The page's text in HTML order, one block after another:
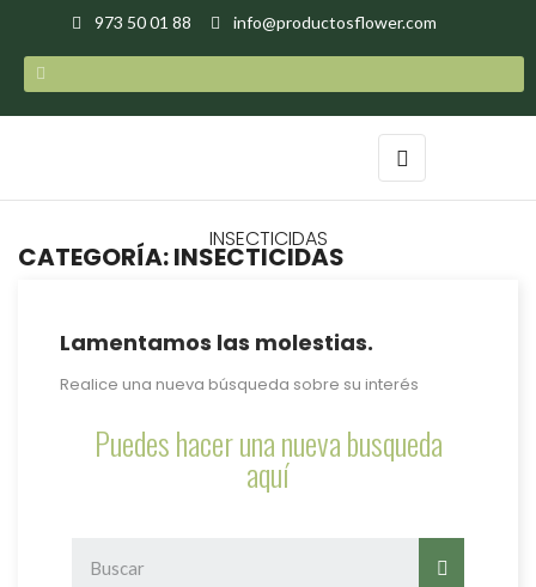
973 50 01 88 info@productosflower.com
Navegación
de
palanca
☰
INSECTICIDAS
CATEGORÍA: INSECTICIDAS
Lamentamos las molestias.
Realice una nueva búsqueda sobre su interés
Puedes hacer una nueva busqueda
aquí